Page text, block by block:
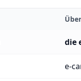
die
e-